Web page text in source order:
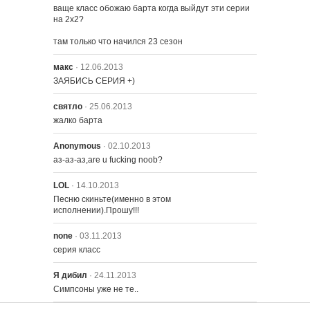
ваще класс обожаю барта когда выйдут эти серии
на 2х2?
там только что начился 23 сезон
макс · 12.06.2013
ЗАЯБИСЬ СЕРИЯ +)
святло · 25.06.2013
жалко барта
Anonymous · 02.10.2013
аз-аз-аз,are u fucking noob?
LOL · 14.10.2013
Песню скиньте(именно в этом
исполнении).Прошу!!!
none · 03.11.2013
серия класс
Я дибил · 24.11.2013
Симпсоны уже не те..